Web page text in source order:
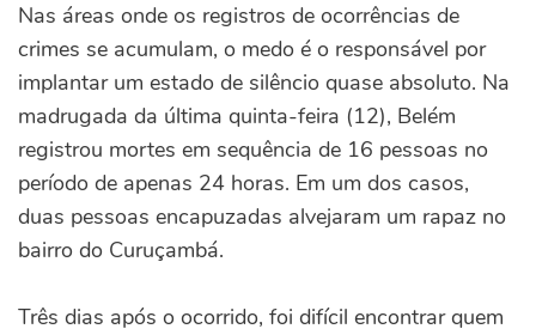
Nas áreas onde os registros de ocorrências de
crimes se acumulam, o medo é o responsável por
implantar um estado de silêncio quase absoluto. Na
madrugada da última quinta-feira (12), Belém
registrou mortes em sequência de 16 pessoas no
período de apenas 24 horas. Em um dos casos,
duas pessoas encapuzadas alvejaram um rapaz no
bairro do Curuçambá.
Três dias após o ocorrido, foi difícil encontrar quem